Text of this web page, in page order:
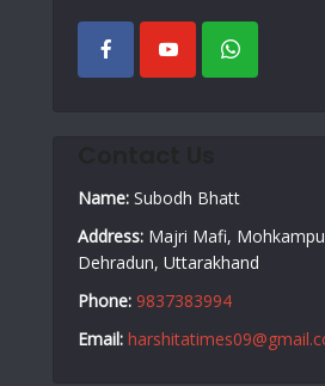
Name: Subodh Bhatt
Address: Majri Mafi,
Dehradun, Uttarakhand
Phone: 9837383994
Email: